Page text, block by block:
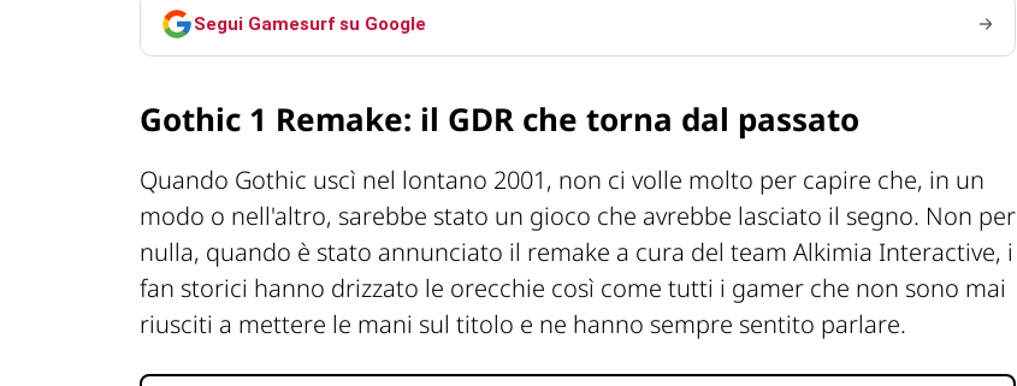
Segui Gamesurf su Google
Gothic 1 Remake: il GDR che torna dal passato
Quando Gothic uscì nel lontano 2001, non ci volle molto per capire che, in un
modo o nell'altro, sarebbe stato un gioco che avrebbe lasciato il segno. Non per
nulla, quando è stato annunciato il remake a cura del team Alkimia Interactive, i
fan storici hanno drizzato le orecchie così come tutti i gamer che non sono mai
riusciti a mettere le mani sul titolo e ne hanno sempre sentito parlare.